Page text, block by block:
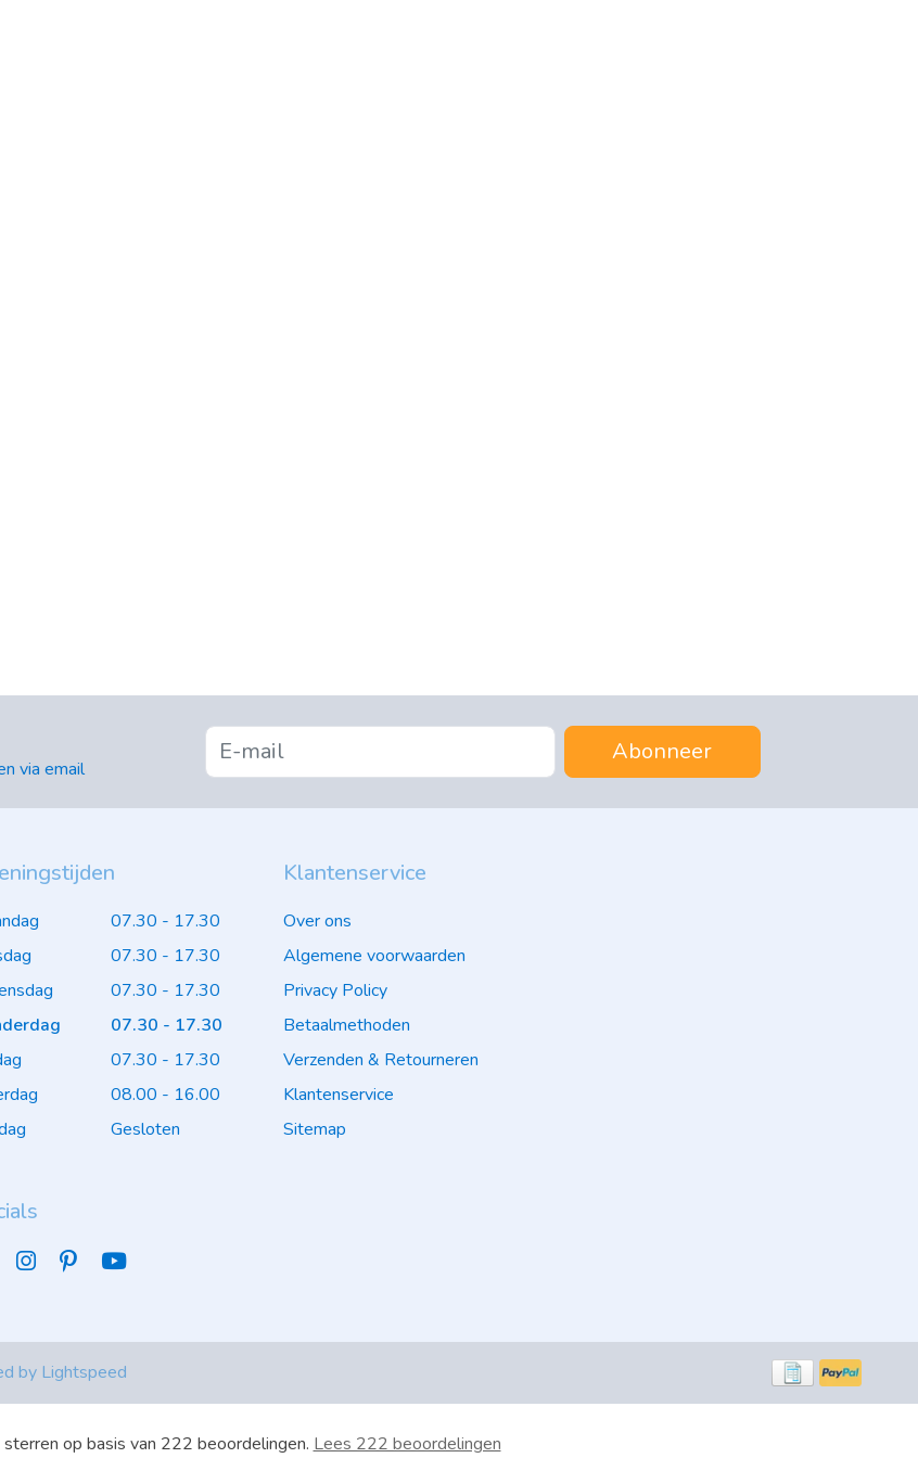
via email
Abonneer
07.30 - 17.30
07.30 - 17.30
07.30 - 17.30
07.30 - 17.30
07.30 - 17.30
08.00 - 16.00
Gesloten
Klantenservice
Over ons
Algemene voorwaarden
Privacy Policy
Betaalmethoden
Verzenden & Retourneren
Klantenservice
Sitemap
by Lightspeed
sterren op basis van 222 beoordelingen.Lees 222 beoordelingen